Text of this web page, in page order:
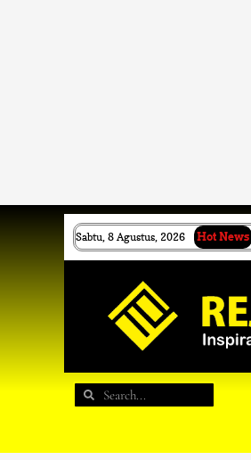
Sabtu, 8 Agustus, 2026 Hot News
Search
Search